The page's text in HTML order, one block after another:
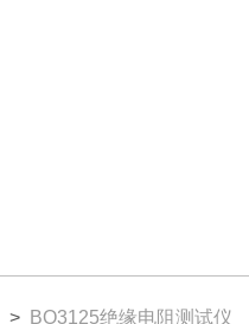
> BO3125绝缘电阻测试仪